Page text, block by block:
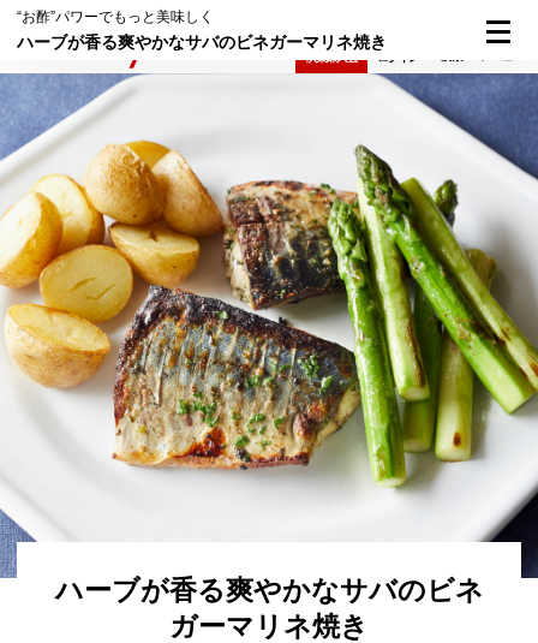
“お酢”パワーでもっと美味しく
ハーブが香る爽やかなサバのビネガーマリネ焼き
ハーブが香る爽やかなサバのビネ
ガーマリネ焼き